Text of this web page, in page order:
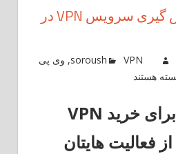
مزیت عدم گزارش گیری سرویس VPN در
soroush VPN
, وی پی
گزارش
هستند
سرویس هایی برای خرید VPN
فعالیت هایتان